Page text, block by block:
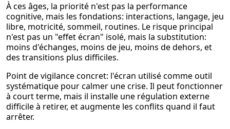
À ces âges, la priorité n'est pas la performance
cognitive, mais les fondations: interactions, langage, jeu
libre, motricité, sommeil, routines. Le risque principal
n'est pas un "effet écran" isolé, mais la substitution:
moins d'échanges, moins de jeu, moins de dehors, et
des transitions plus difficiles.
Point de vigilance concret: l'écran utilisé comme outil
systématique pour calmer une crise. Il peut fonctionner
à court terme, mais il installe une régulation externe
difficile à retirer, et augmente les conflits quand il faut
arrêter.